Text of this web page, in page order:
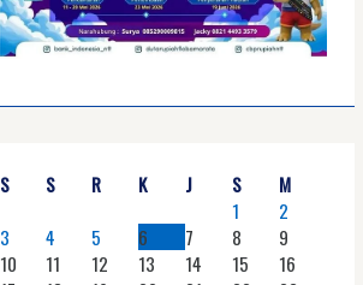
S S R K J S
M
1
2
3
4 5 6 7 8
9
10
11 12 13 14 15
16